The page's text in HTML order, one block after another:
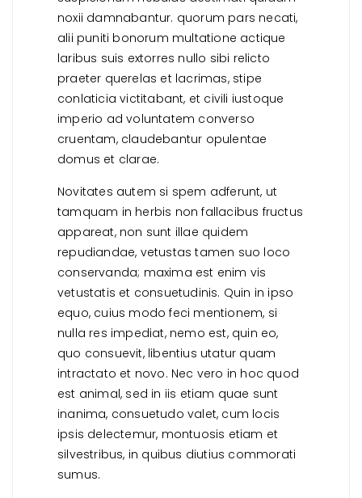
noxii damnabantur. quorum pars necati,
alii puniti bonorum multatione actique
laribus suis extorres nullo sibi relicto
praeter querelas et lacrimas, stipe
conlaticia victitabant, et civili iustoque
imperio ad voluntatem converso
cruentam, claudebantur opulentae
domus et clarae.
Novitates autem si spem adferunt, ut
tamquam in herbis non fallacibus fructus
appareat, non sunt illae quidem
repudiandae, vetustas tamen suo loco
conservanda; maxima est enim vis
vetustatis et consuetudinis. Quin in ipso
equo, cuius modo feci mentionem, si
nulla res impediat, nemo est, quin eo,
quo consuevit, libentius utatur quam
intractato et novo. Nec vero in hoc quod
est animal, sed in iis etiam quae sunt
inanima, consuetudo valet, cum locis
ipsis delectemur, montuosis etiam et
silvestribus, in quibus diutius commorati
sumus.